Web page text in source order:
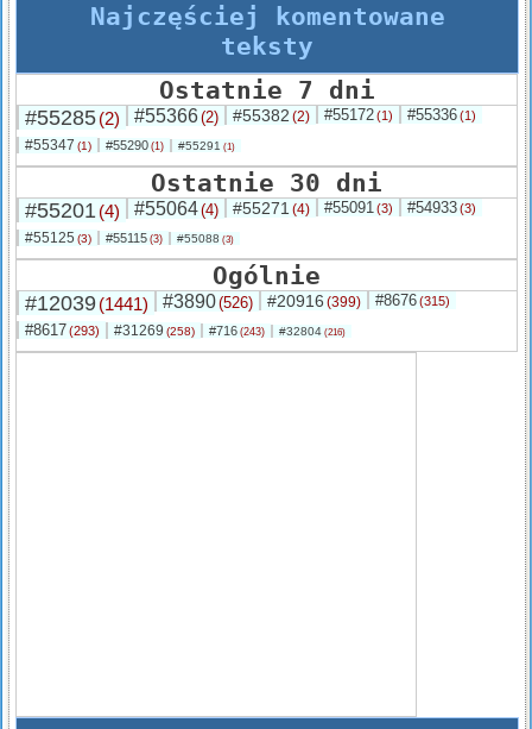
Najczęściej komentowane
teksty
Ostatnie 7 dni
#55285(2) #55366(2) #55382 (2) #55172(1) #55336(1)
#55347 (1) #55290 (1) #55291 (1)
Ostatnie 30 dni
#55201(4) #55064(4) #55271 (4) #55091(3) #54933(3)
#55125 (3) #55115 (3) #55088 (3)
Ogólnie
#12039(1441) #3890(526) #20916 (399) #8676(315)
#8617(293) #31269 (258) #716 (243) #32804 (216)